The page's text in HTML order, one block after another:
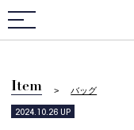
Item バッグ
2024.10.26 UP